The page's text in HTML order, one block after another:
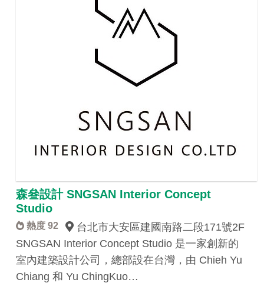
森叄設計 SNGSAN Interior Concept
Studio
熱度 92
台北市大安區建國南路二段171號2F
SNGSAN Interior Concept Studio 是一家創新的
室內建築設計公司，總部設在台灣，由 Chieh Yu
Chiang 和 Yu ChingKuo…